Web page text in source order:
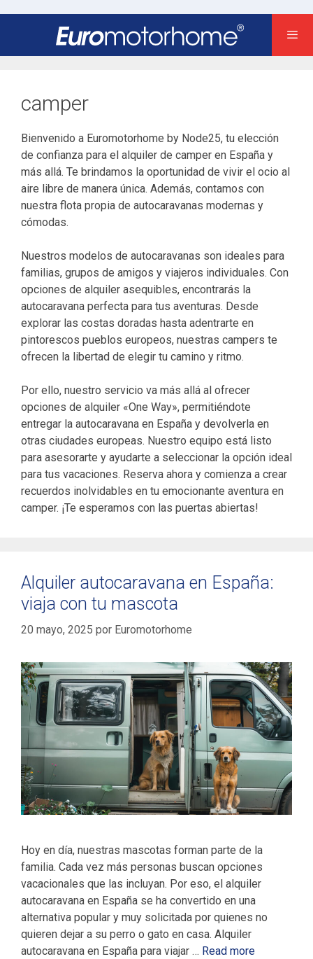
camper
Bienvenido a Euromotorhome by Node25, tu elección
de confianza para el alquiler de camper en España y
más allá. Te brindamos la oportunidad de vivir el ocio al
aire libre de manera única. Además, contamos con
nuestra flota propia de autocaravanas modernas y
cómodas.
Nuestros modelos de autocaravanas son ideales para
familias, grupos de amigos y viajeros individuales. Con
opciones de alquiler asequibles, encontrarás la
autocaravana perfecta para tus aventuras. Desde
explorar las costas doradas hasta adentrarte en
pintorescos pueblos europeos, nuestras campers te
ofrecen la libertad de elegir tu camino y ritmo.
Por ello, nuestro servicio va más allá al ofrecer
opciones de alquiler «One Way», permitiéndote
entregar la autocaravana en España y devolverla en
otras ciudades europeas. Nuestro equipo está listo
para asesorarte y ayudarte a seleccionar la opción ideal
para tus vacaciones. Reserva ahora y comienza a crear
recuerdos inolvidables en tu emocionante aventura en
camper. ¡Te esperamos con las puertas abiertas!
Alquiler autocaravana en España:
viaja con tu mascota
20 mayo, 2025 por Euromotorhome
Hoy en día, nuestras mascotas forman parte de la
familia. Cada vez más personas buscan opciones
vacacionales que las incluyan. Por eso, el alquiler
autocaravana en España se ha convertido en una
alternativa popular y muy solicitada por quienes no
quieren dejar a su perro o gato en casa. Alquiler
autocaravana en España para viajar … Read more